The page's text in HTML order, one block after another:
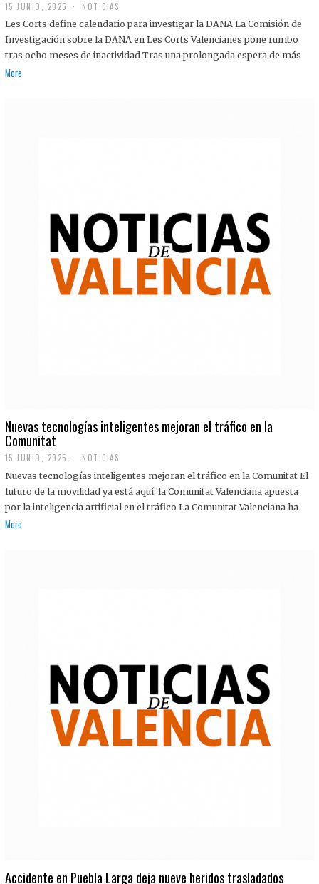
15 JUNIO, 2025 NOTICIAS
Les Corts define calendario para investigar la DANA La Comisión de
Investigación sobre la DANA en Les Corts Valencianes pone rumbo
tras ocho meses de inactividad Tras una prolongada espera de más
More
Nuevas tecnologías inteligentes mejoran el tráfico en la
Comunitat
15 JUNIO, 2025 NOTICIAS
Nuevas tecnologías inteligentes mejoran el tráfico en la Comunitat El
futuro de la movilidad ya está aquí: la Comunitat Valenciana apuesta
por la inteligencia artificial en el tráfico La Comunitat Valenciana ha
More
Accidente en Puebla Larga deja nueve heridos trasladados